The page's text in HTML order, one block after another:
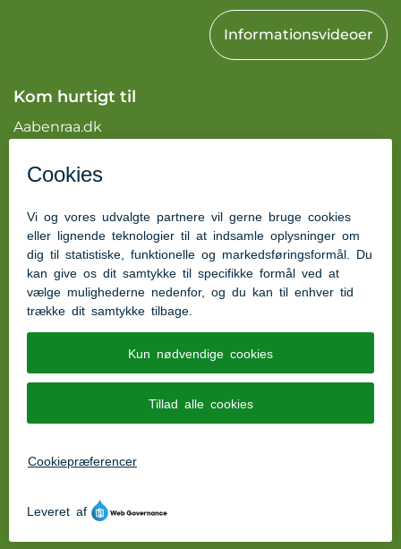
Kontakt os
Ring til os på tlf. 73 76 87 50
Kl. 07.00 - 13.00 på alle hverdage
Kom hurtigt til
Aabenraa.dk
tilgængelighedserklæring
Autorisations nummer: 5561
Informationsvideoer